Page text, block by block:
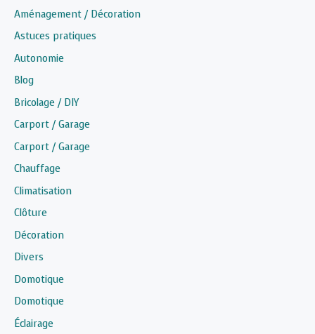
Aménagement / Décoration
Astuces pratiques
Autonomie
Blog
Bricolage / DIY
Carport / Garage
Carport / Garage
Chauffage
Climatisation
Clôture
Décoration
Divers
Domotique
Domotique
Éclairage